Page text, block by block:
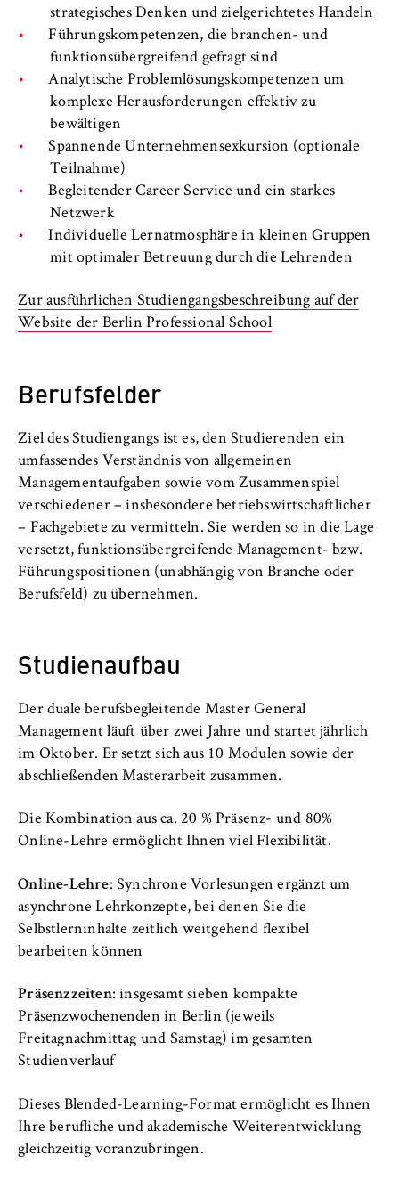
i
n
B
e
r
l
i
n
S
c
h
o
o
l
o
c
n
o
m
i
c
s
a
n
a
strategisches Denken und zielgerichtetes Handeln
Führungskompetenzen, die branchen- und
funktionsübergreifend gefragt sind
Analytische Problemlösungskompetenzen um
komplexe Herausforderungen effektiv zu
bewältigen
Spannende Unternehmensexkursion (optionale
Teilnahme)
Begleitender Career Service und ein starkes
Netzwerk
Individuelle Lernatmosphäre in kleinen Gruppen
mit optimaler Betreuung durch die Lehrenden
Zur ausführlichen Studiengangsbeschreibung auf der
Website der Berlin Professional School
Berufsfelder
Ziel des Studiengangs ist es, den Studierenden ein
umfassendes Verständnis von allgemeinen
Managementaufgaben sowie vom Zusammenspiel
verschiedener – insbesondere betriebswirtschaftlicher
– Fachgebiete zu vermitteln. Sie werden so in die Lage
versetzt, funktionsübergreifende Management- bzw.
Führungspositionen (unabhängig von Branche oder
Berufsfeld) zu übernehmen.
Studienaufbau
Der duale berufsbegleitende Master General
Management läuft über zwei Jahre und startet jährlich
im Oktober. Er setzt sich aus 10 Modulen sowie der
abschließenden Masterarbeit zusammen.
Die Kombination aus ca. 20 % Präsenz- und 80%
Online-Lehre ermöglicht Ihnen viel Flexibilität.
Online-Lehre: Synchrone Vorlesungen ergänzt um
asynchrone Lehrkonzepte, bei denen Sie die
Selbstlerninhalte zeitlich weitgehend flexibel
bearbeiten können
Präsenzzeiten: insgesamt sieben kompakte
Präsenzwochenenden in Berlin (jeweils
Freitagnachmittag und Samstag) im gesamten
Studienverlauf
Dieses Blended-Learning-Format ermöglicht es Ihnen
Ihre berufliche und akademische Weiterentwicklung
gleichzeitig voranzubringen.
Anbieter:
Betreiber dieser Website
Zweck:
Speichert den Zustimmungsstatus des
Benutzers für Cookies auf der aktuellen
Domäne. Dadurch wird verhindert, dass das
Cookie-Banner bei jedem erneuten Aufruf
der Website wiederholt angezeigt wird.
Cookie Laufzeit:
1 Jahr
TYPO3 Frontend Nutzer
Name:
Anbieter:
Zweck:
Dient der Identifizierung der
Browsersitzung für eingeloggte Frontend-
Benutzer (z. B. im geschützten
Mitgliederbereich). Er speichert die
Session-ID und sorgt dafür, dass der Nutzer
während des Besuchs eingeloggt bleibt.
MARKETING
Youtube
Name:
connected-devices
Google Ireland Limited
Zweck:
Erlaubt das Anzeigen und Abspielen von
eingebetteten YouTube-Videos, wobei Daten
werden.
Cookie Laufzeit:
bis zu 2 Jahre
STATISTIK